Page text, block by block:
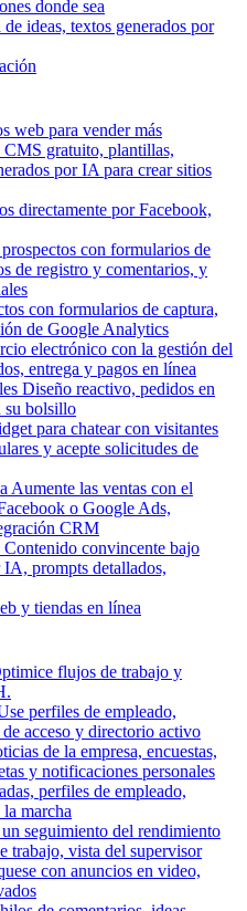
donde sea
ideas, textos generados por
web para vender más
CMS gratuito, plantillas,
por IA para crear sitios
directamente por Facebook,
con formularios de
de registro y comentarios, y
con formularios de captura,
de Google Analytics
electrónico con la gestión del
entrega y pagos en línea
Diseño reactivo, pedidos en
su bolsillo
para chatear con visitantes
y acepte solicitudes de
Aumente las ventas con el
o Google Ads,
CRM
Contenido convincente bajo
IA, prompts detallados,
y tiendas en línea
flujos de trabajo y
perfiles de empleado,
acceso y directorio activo
de la empresa, encuestas,
y notificaciones personales
perfiles de empleado,
marcha
seguimiento del rendimiento
trabajo, vista del supervisor
con anuncios en video,